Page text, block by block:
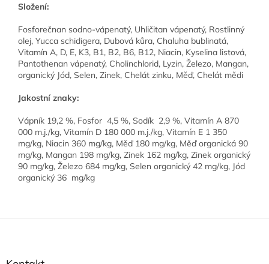
Složení:
Fosforečnan sodno-vápenatý, Uhličitan vápenatý, Rostlinný
olej, Yucca schidigera, Dubová kůra, Chaluha bublinatá,
Vitamín A, D, E, K3, B1, B2, B6, B12, Niacin, Kyselina listová,
Pantothenan vápenatý, Cholinchlorid, Lyzin, Železo, Mangan,
organický Jód, Selen, Zinek, Chelát zinku, Měď, Chelát mědi
Jakostní znaky:
Vápník 19,2 %, Fosfor 4,5 %, Sodík 2,9 %, Vitamín A 870
000 m.j./kg, Vitamín D 180 000 m.j./kg, Vitamín E 1 350
mg/kg, Niacin 360 mg/kg, Měď 180 mg/kg, Měď organická 90
mg/kg, Mangan 198 mg/kg, Zinek 162 mg/kg, Zinek organický
90 mg/kg, Železo 684 mg/kg, Selen organický 42 mg/kg, Jód
organický 36 mg/kg